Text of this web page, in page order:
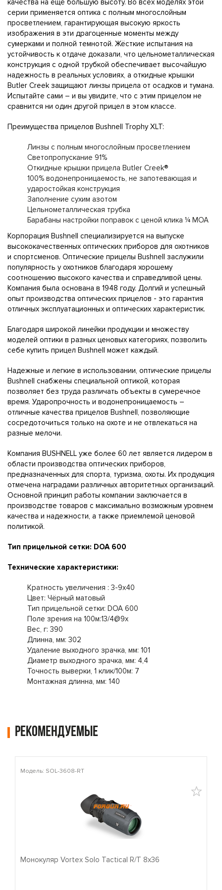
качества на ещё большую высоту. Во всех моделях этой
серии применяется оптика с полным многослойным
просветлением, гарантирующая высокую яркость
изображения в эти драгоценные моменты между
сумерками и полной темнотой. Жёсткие испытания на
устойчивость к отдаче доказали, что цельнометаллическая
конструкция с одной трубкой обеспечивает высочайшую
надежность в реальных условиях, а откидные крышки
Butler Creek защищают линзы прицела от осадков и тумана.
Испытайте сами – и вы увидите, что с этим прицелом не
сравнится ни один другой прицел в этом классе.
Преимущества прицелов Bushnell Trophy XLT:
Линзы с полным многослойным просветлением
Светопропускание 91%
Откидные крышки прицела Butler Creek®
100% водонепроницаемость, не запотевающая и
ударостойкая конструкция
Заполнение сухим азотом
Цельнометаллическая трубка
Барабаны настройки поправок с ценой клика ¼ МОА
Корпорация Bushnell специализируется на выпуске
высококачественных оптических приборов для охотников
и спортсменов. Оптические прицелы Bushnell заслужили
популярность у охотников благодаря хорошему
соотношению высокого качества и справедливой цены.
Компания была основана в 1948 году. Долгий и успешный
опыт производства оптических прицелов - это гарантия
отличных эксплуатационных и оптических характеристик.
Благодаря широкой линейки продукции и множеству
моделей оптики в разных ценовых категориях, позволить
себе купить прицел Bushnell может каждый.
Надежные и легкие в использовании, оптические прицелы
Bushnell снабжены специальной оптикой, которая
позволяет без труда различать объекты в сумеречное
время. Ударопрочность и водонепроницаемость –
отличные качества прицелов Bushnell, позволяющие
сосредоточиться только на охоте и не отвлекаться на
разные мелочи.
Компания BUSHNELL уже более 60 лет является лидером в
области производства оптических приборов,
предназначенных для спорта, туризма, охоты. Их продукция
отмечена наградами различных авторитетных организаций.
Основной принцип работы компании заключается в
производстве товаров с максимально возможным уровнем
качества и надежности, а также приемлемой ценовой
политикой.
Тип прицельной сетки: DOA 600
Технические характеристики:
Кратность увеличения : 3-9x40
Цвет: Чёрный матовый
Тип прицельной сетки: DOA 600
Поле зрения на 100м:13/4@9x
Вес, г: 390
Длинна, мм: 302
Удаление выходного зрачка, мм: 101
Диаметр выходного зрачка, мм: 4,4
Точность выверки, 1 клик/100м: 7
Монтажная длинна, мм: 140
Рекомендуемые
Модель: SOL-3608-RT
Монокуляр Vortex Solo Tactical R/T 8x36